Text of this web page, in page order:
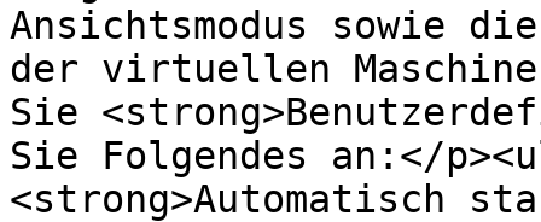
Ansichtsmodus sowie
der virtuellen
Sie
Sie Folgendes an:</
<strong>Automatisch